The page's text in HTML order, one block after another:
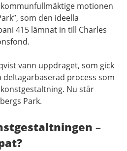
motionen
som den ideella
415 lämnat in till Charles
vann uppdraget, som gick
process som
Nu står
Park.
–